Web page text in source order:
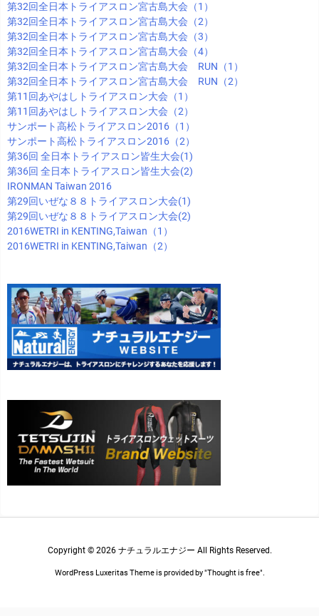
第32回全日本トライアスロン宮古島大会（1）
第32回全日本トライアスロン宮古島大会（2）
第32回全日本トライアスロン宮古島大会（3）
第32回全日本トライアスロン宮古島大会（4）
第32回全日本トライアスロン宮古島大会 RUN（1）
第32回全日本トライアスロン宮古島大会 RUN（2）
第11回あやはしトライアスロン大会（1）
第11回あやはしトライアスロン大会（2）
サンポート高松トライアスロン2016（1）
サンポート高松トライアスロン2016（2）
第36回 全日本トライアスロン皆生大会(1)
第36回 全日本トライアスロン皆生大会(2)
IRONMAN Taiwan 2016
第29回いぜな８８トライアスロン大会(1)
第29回いぜな８８トライアスロン大会(2)
2016WETRI in KENTING,Taiwan（1）
2016WETRI in KENTING,Taiwan（2）
Copyright © 2026 ナチュラルエナジー All Rights Reserved.
WordPress Luxeritas Theme is provided by "Thought is free".